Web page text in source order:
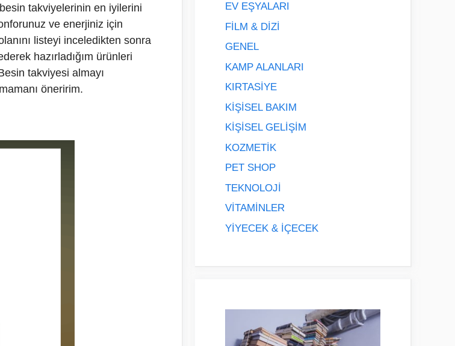
takviyelerinin en iyilerini
ve enerjiniz için
listeyi inceledikten sonra
hazırladığım ürünleri
takviyesi almayı
öneririm.
EV EŞYALARI
FİLM & DİZİ
GENEL
KAMP ALANLARI
KIRTASİYE
KİŞİSEL BAKIM
KİŞİSEL GELİŞİM
KOZMETİK
PET SHOP
TEKNOLOJİ
VİTAMİNLER
YİYECEK & İÇECEK